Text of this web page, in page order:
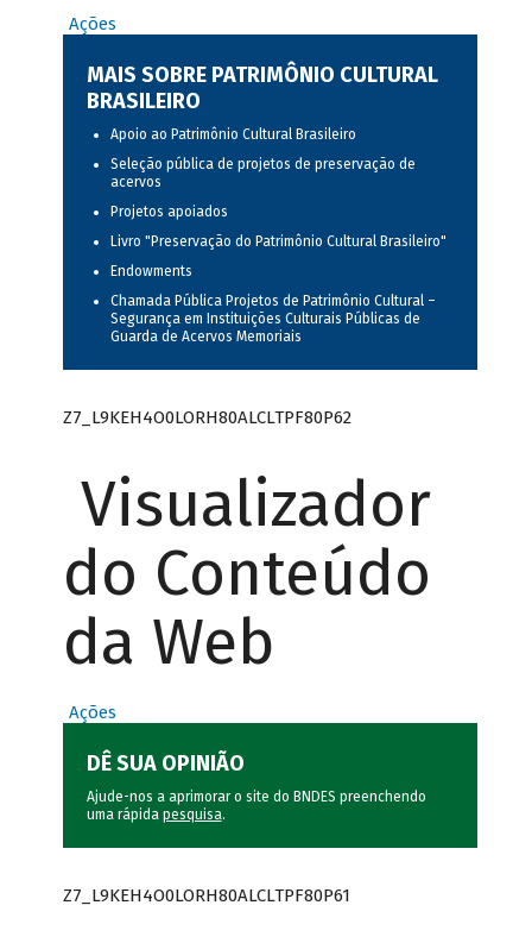
Ações
MAIS SOBRE PATRIMÔNIO CULTURAL
BRASILEIRO
Apoio ao Patrimônio Cultural Brasileiro
Seleção pública de projetos de preservação de
acervos
Projetos apoiados
Livro "Preservação do Patrimônio Cultural Brasileiro"
Endowments
Chamada Pública Projetos de Patrimônio Cultural –
Segurança em Instituições Culturais Públicas de
Guarda de Acervos Memoriais
Z7_L9KEH4O0LORH80ALCLTPF80P62
Visualizador
do Conteúdo
da Web
Ações
DÊ SUA OPINIÃO
Ajude-nos a aprimorar o site do BNDES preenchendo
uma rápida pesquisa.
Z7_L9KEH4O0LORH80ALCLTPF80P61